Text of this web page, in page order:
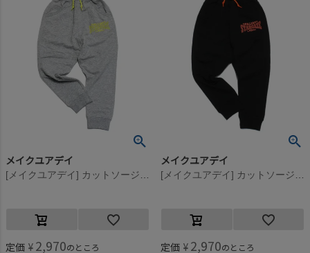
メイクユアデイ
定価 ¥ 2,970のところ
メイクユアデイ
定価 ¥ 2,970のところ